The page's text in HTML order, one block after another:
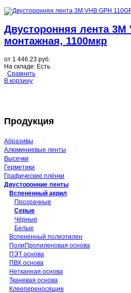
Двусторонняя лента 3M
монтажная, 1100мкр
от 1 446.23 руб.
На складе: Есть
Сравнить
В корзину
Продукция
Абразивы
Алюминиевые ленты
Высечки
Герметики
Графические плёнки
Двусторонние ленты
Вспененный акрил
Прозрачные
Серые
Чёрные
Белые
Вспененный полиэтилен
ПолиПропиленовая основа
ПЭТ основа
ПВХ основа
Нетканная основа
Тканевая основа
Клеепереносящие